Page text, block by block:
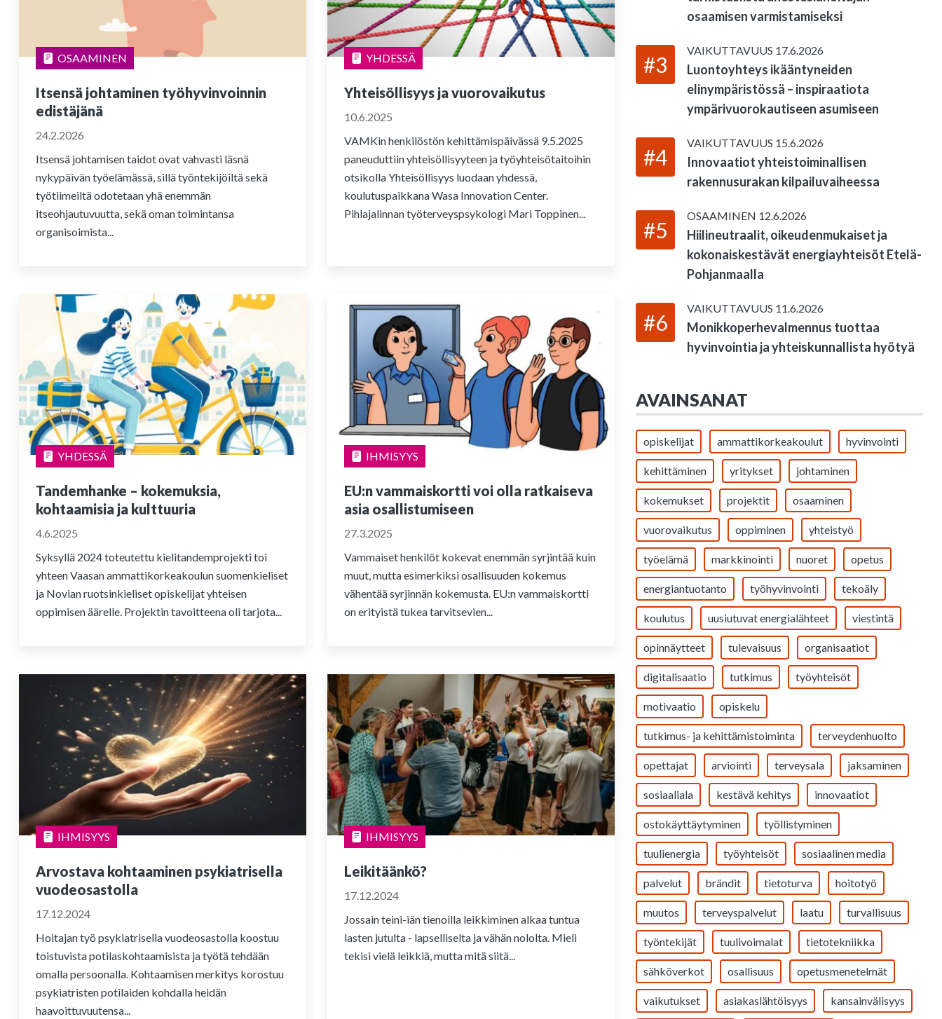
OSAAMINEN
Itsensä johtaminen työhyvinvoinnin
edistäjänä
24.2.2026
Itsensä johtamisen taidot ovat vahvasti läsnä
nykypäivän työelämässä, sillä työntekijöiltä sekä
työtiimeiltä odotetaan yhä enemmän
itseohjautuvuutta, sekä oman toimintansa
organisoimista...
YHDESSÄ
Yhteisöllisyys ja vuorovaikutus
10.6.2025
VAMKin henkilöstön kehittämispäivässä 9.5.2025
paneuduttiin yhteisöllisyyteen ja työyhteisötaitoihin
otsikolla Yhteisöllisyys luodaan yhdessä,
koulutuspaikkana Wasa Innovation Center.
Pihlajalinnan työterveyspsykologi Mari Toppinen...
YHDESSÄ
Tandemhanke – kokemuksia,
kohtaamisia ja kulttuuria
4.6.2025
Syksyllä 2024 toteutettu kielitandemprojekti toi
yhteen Vaasan ammattikorkeakoulun suomenkieliset
ja Novian ruotsinkieliset opiskelijat yhteisen
oppimisen äärelle. Projektin tavoitteena oli tarjota...
IHMISYYS
EU:n vammaiskortti voi olla ratkaiseva
asia osallistumiseen
27.3.2025
Vammaiset henkilöt kokevat enemmän syrjintää kuin
muut, mutta esimerkiksi osallisuuden kokemus
vähentää syrjinnän kokemusta. EU:n vammaiskortti
on erityistä tukea tarvitsevien...
IHMISYYS
Arvostava kohtaaminen psykiatrisella
vuodeosastolla
17.12.2024
Hoitajan työ psykiatrisella vuodeosastolla koostuu
toistuvista potilaskohtaamisista ja työtä tehdään
omalla persoonalla. Kohtaamisen merkitys korostuu
psykiatristen potilaiden kohdalla heidän
haavoittuvuutensa...
IHMISYYS
Leikitäänkö?
17.12.2024
Jossain teini-iän tienoilla leikkiminen alkaa tuntua
lasten jutulta - lapselliselta ja vähän nololta. Mieli
tekisi vielä leikkiä, mutta mitä siitä...
osaamisen varmistamiseksi
#3
VAIKUTTAVUUS 17.6.2026
Luontoyhteys ikääntyneiden
elinympäristössä – inspiraatiota
ympärivuorokautiseen asumiseen
#4
VAIKUTTAVUUS 15.6.2026
Innovaatiot yhteistoiminallisen
rakennusurakan kilpailuvaiheessa
#5
OSAAMINEN 12.6.2026
Hiilineutraalit, oikeudenmukaiset ja
kokonaiskestävät energiayhteisöt Etelä-
Pohjanmaalla
#6
VAIKUTTAVUUS 11.6.2026
Monikkoperhevalmennus tuottaa
hyvinvointia ja yhteiskunnallista hyötyä
AVAINSANAT
opiskelijat ammattikorkeakoulut hyvinvointi
kehittäminen yritykset johtaminen
kokemukset projektit osaaminen
vuorovaikutus oppiminen yhteistyö
työelämä markkinointi nuoret opetus
energiantuotanto työhyvinvointi tekoäly
koulutus uusiutuvat energialähteet viestintä
opinnäytteet tulevaisuus organisaatiot
digitalisaatio tutkimus työyhteisöt
motivaatio opiskelu
tutkimus- ja kehittämistoiminta terveydenhuolto
opettajat arviointi terveysala jaksaminen
sosiaaliala kestävä kehitys innovaatiot
ostokäyttäytyminen työllistyminen
tuulienergia työyhteisöt sosiaalinen media
palvelut brändit tietoturva hoitotyö
muutos terveyspalvelut laatu turvallisuus
työntekijät tuulivoimalat tietotekniikka
sähköverkot osallisuus opetusmenetelmät
vaikutukset asiakaslähtöisyys kansainvälisyys